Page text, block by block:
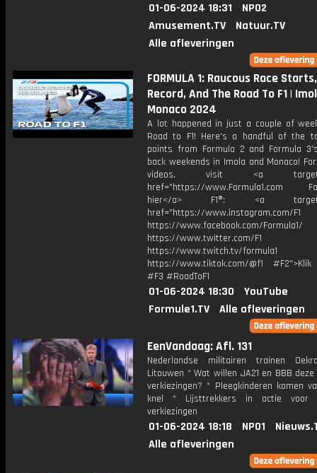
01-06-2024 18:31
NPO2
Amusement.TV
Natuur.TV
Alle afleveringen
FORMULA 1: Raucous Race
Record, And The Road To F1 |
Monaco 2024
A lot happened in just a couple of
Road to F1! Here's a handful of the
points from Formula 2 and Formula
back weekends in Imola and Monaco!
videos, visit <a
href="https://www.Formula1.com
hier</a> F1®: <a
href="https://www.instagram.com/F1
https://www.facebook.com/Formula1/
https://www.twitter.com/F1
https://www.twitch.tv/formula1
https://www.tiktok.com/@f1
#F3 #RoadToF1
01-06-2024 18:30
YouTube
Formule1.TV
Alle afleveringen
EenVandaag: Afl. 131
Nederlandse militairen trainen
Litouwen * Wat willen JA21 en BBB
verkiezingen? * Pleegkinderen komen
knel * Lijsttrekkers in actie voor
verkiezingen
01-06-2024 18:18 NPO1
Alle afleveringen